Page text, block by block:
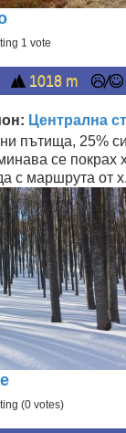
1 vote
1018 m
Централна
пътища, 25%
се покрах
с маршрута от
(0 votes)